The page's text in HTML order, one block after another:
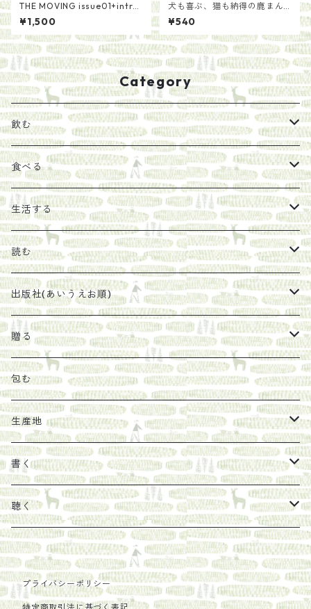
THE MOVING issue01+intro
ductionセット
¥1,500
犬も喜ぶ、猫も納得の鹿まん
ま[種類いろいろ]
¥540
Category
飲む
お茶
エキス
珈琲豆
太山寺珈琲焙煎室
食べる
ジャム
うめぼし
塩
オリーブオイル
その他
マスコバド糖
しょうがパウダー
野菜・果物
新しょうが
レモン
生活する
エコラップ
石けん
ヘチマたわし
陶器
馬目隆宏
絵
タンブラー
読む
刊行から時間が経ったけれど、長く売り続けたい一冊
贈り物に勧めたい絵本
紀伊半島ブックマルシェ関連本
らくだ舎出帆室の参考本など
新刊では販売しづらくなった本を巡らせて
古本や自由価格本から探す
出版社(あいうえお順)
らくだ舎出帆室
リトルプレス
mario books
タイドラー
Sakumag
地下BOOKS
疋田千里
海外出版社
古本
あ行
明石書店
赤々舎
か行
偕成社
さ行
贈る
包装
ギフトセット
カレンダー
カップ
ステッカー
包む
生産地
色川
そこそこ農園
農家民泊JUGEM
だものみち
フィリピン
パレスチナ
インドネシア
書く
カムワッカ
らくだ舎
ポストカード
聴く
里
COLECTIVO ALTEPE
プライバシーポリシー